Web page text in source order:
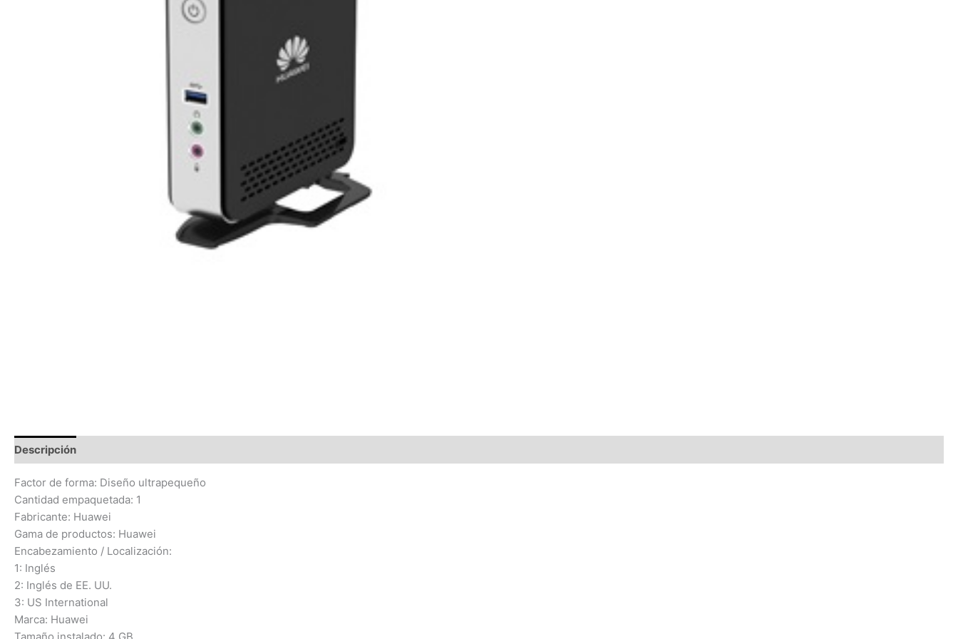
Descripción
Factor de forma: Diseño ultrapequeño
Cantidad empaquetada: 1
Fabricante: Huawei
Gama de productos: Huawei
Encabezamiento / Localización:
1: Inglés
2: Inglés de EE. UU.
3: US International
Marca: Huawei